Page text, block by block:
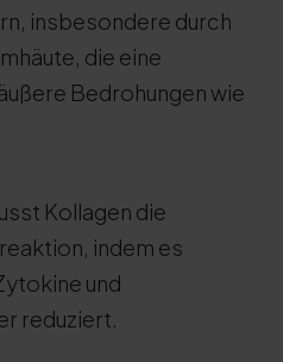
insbesondere durch
die eine
Bedrohungen wie
Kollagen die
indem es
und
reduziert.